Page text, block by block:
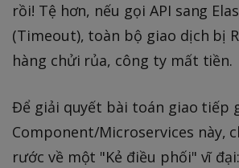
rồi! Tệ hơn, nếu gọi API sang
(Timeout), toàn bộ giao dịch bị
hàng chửi rủa, công ty mất tiền.
Để giải quyết bài toán giao tiếp
Component/Microservices này,
rước về một "Kẻ điều phối" vĩ